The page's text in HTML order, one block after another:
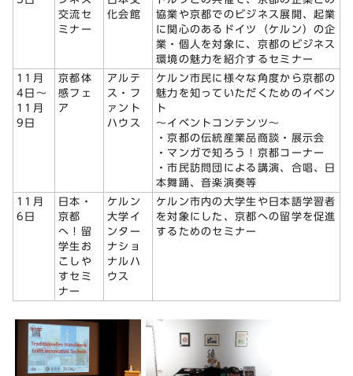
交流セ
ミナー
化会館
協業や京都でのビジネス展開、起業
に関心のあるドイツ（ケルン）の企
業・個人を対象に、京都のビジネス
環境の魅力を紹介するセミナー
11月
4日～
11月
9日
京都体
感フェ
ア
アルテ
ス・フ
ァント
ハウス
ケルン市民に様々な角度から京都の
魅力を知っていただくためのイベン
ト
～イベントコンテンツ～
・京都の伝統産業品商談・展示会
・マンガで知ろう！京都コーナー
・市民訪問団による講演、合唱、日
本舞踊、音楽演奏等
11月
6日
日本・
京都
へ！留
学生お
こしや
すセミ
ナー
ケルン
大学イ
ンター
ナショ
ナルハ
ウス
ケルン市内の大学生や日本語学習者
を対象にした、京都への留学を促進
するためのセミナー